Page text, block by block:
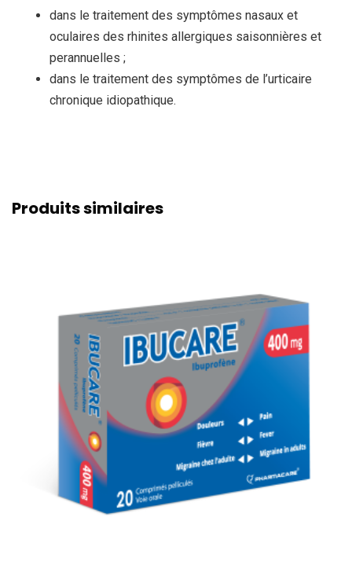
dans le traitement des symptômes nasaux et
oculaires des rhinites allergiques saisonnières et
perannuelles ;
dans le traitement des symptômes de l’urticaire
chronique idiopathique.
Produits similaires